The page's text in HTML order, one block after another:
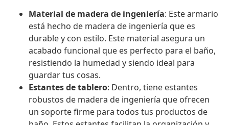
Material de madera de ingeniería: Este armario
está hecho de madera de ingeniería que es
durable y con estilo. Este material asegura un
acabado funcional que es perfecto para el baño,
resistiendo la humedad y siendo ideal para
guardar tus cosas.
Estantes de tablero: Dentro, tiene estantes
robustos de madera de ingeniería que ofrecen
un soporte firme para todos tus productos de